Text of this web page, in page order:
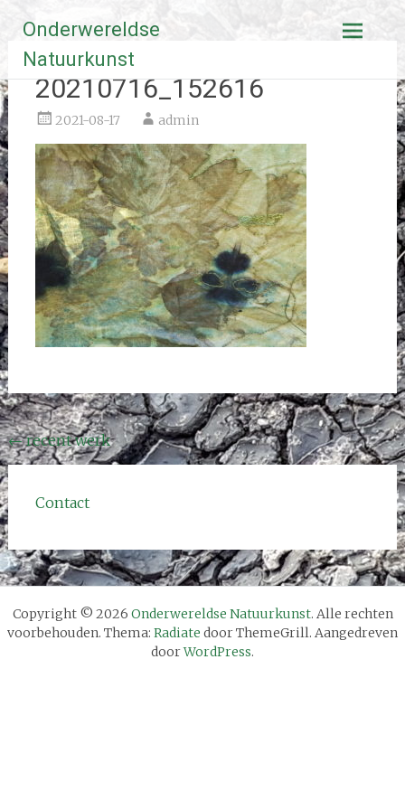
naar
inhoud
Onderwereldse
Natuurkunst
20210716_152616
2021-08-17 admin
Bericht
navigatie
←recent werk
Contact
Copyright © 2026 Onderwereldse Natuurkunst. Alle rechten
voorbehouden. Thema: Radiate door ThemeGrill. Aangedreven
doorWordPress.